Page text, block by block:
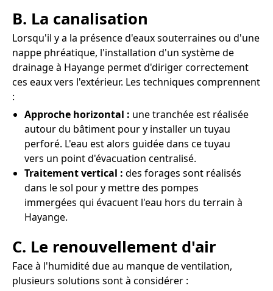
B. La canalisation
Lorsqu'il y a la présence d'eaux souterraines ou d'une
nappe phréatique, l'installation d'un système de
drainage à Hayange permet d'diriger correctement
ces eaux vers l'extérieur. Les techniques comprennent
:
Approche horizontal : une tranchée est réalisée
autour du bâtiment pour y installer un tuyau
perforé. L'eau est alors guidée dans ce tuyau
vers un point d'évacuation centralisé.
Traitement vertical : des forages sont réalisés
dans le sol pour y mettre des pompes
immergées qui évacuent l'eau hors du terrain à
Hayange.
C. Le renouvellement d'air
Face à l'humidité due au manque de ventilation,
plusieurs solutions sont à considérer :